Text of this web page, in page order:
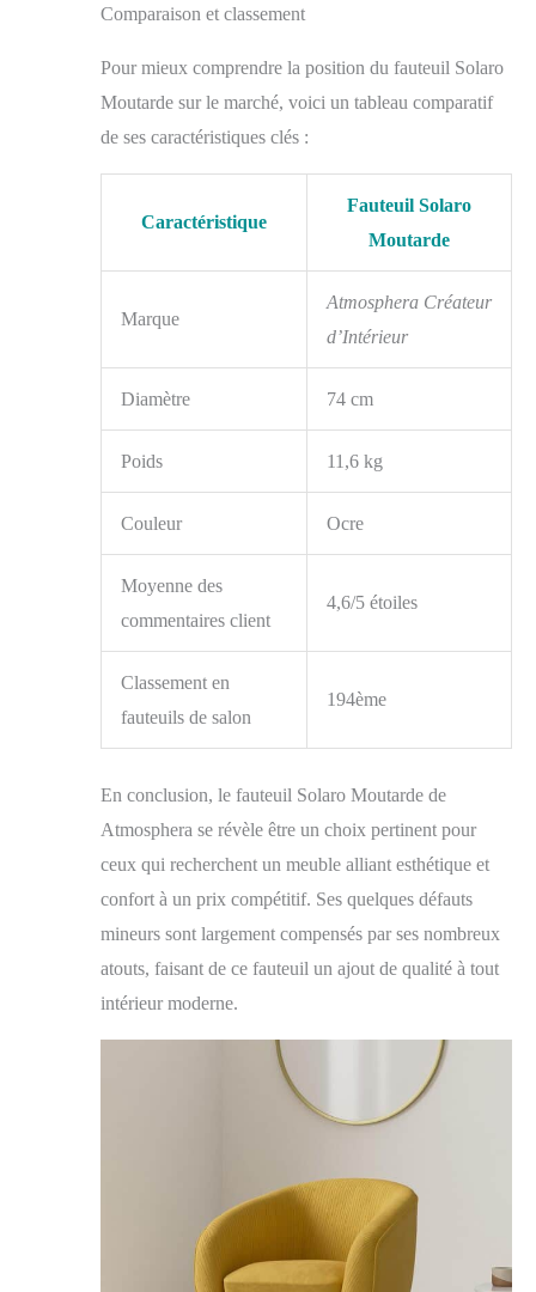
Comparaison et classement
Pour mieux comprendre la position du fauteuil Solaro
Moutarde sur le marché, voici un tableau comparatif
de ses caractéristiques clés :
Caractéristique
Fauteuil Solaro
Moutarde
Marque
Atmosphera Créateur
d’Intérieur
Diamètre 74 cm
Poids 11,6 kg
Couleur Ocre
Moyenne des
commentaires client
4,6/5 étoiles
Classement en
fauteuils de salon
194ème
En conclusion, le fauteuil Solaro Moutarde de
Atmosphera se révèle être un choix pertinent pour
ceux qui recherchent un meuble alliant esthétique et
confort à un prix compétitif. Ses quelques défauts
mineurs sont largement compensés par ses nombreux
atouts, faisant de ce fauteuil un ajout de qualité à tout
intérieur moderne.